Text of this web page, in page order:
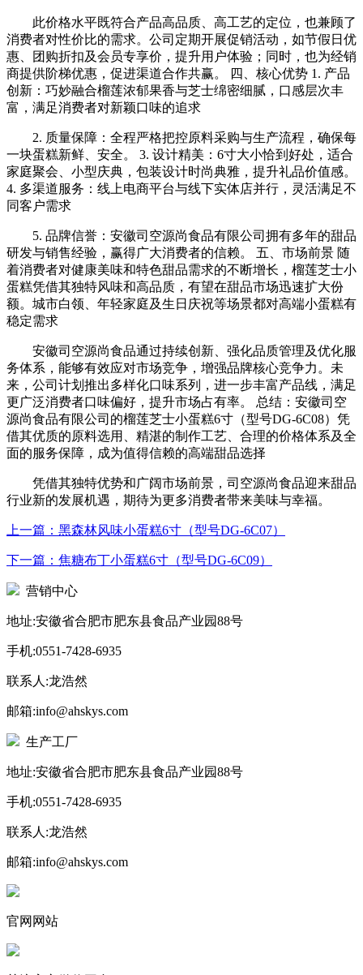
此价格水平既符合产品高品质、高工艺的定位，也兼顾了
消费者对性价比的需求。公司定期开展促销活动，如节假日优
惠、团购折扣及会员专享价，提升用户体验；同时，也为经销
商提供阶梯优惠，促进渠道合作共赢。 四、核心优势 1. 产品
创新：巧妙融合榴莲浓郁果香与芝士绵密细腻，口感层次丰
富，满足消费者对新颖口味的追求
2. 质量保障：全程严格把控原料采购与生产流程，确保每
一块蛋糕新鲜、安全。 3. 设计精美：6寸大小恰到好处，适合
家庭聚会、小型庆典，包装设计时尚典雅，提升礼品价值感。
4. 多渠道服务：线上电商平台与线下实体店并行，灵活满足不
同客户需求
5. 品牌信誉：安徽司空源尚食品有限公司拥有多年的甜品
研发与销售经验，赢得广大消费者的信赖。 五、市场前景 随
着消费者对健康美味和特色甜品需求的不断增长，榴莲芝士小
蛋糕凭借其独特风味和高品质，有望在甜品市场迅速扩大份
额。城市白领、年轻家庭及生日庆祝等场景都对高端小蛋糕有
稳定需求
安徽司空源尚食品通过持续创新、强化品质管理及优化服
务体系，能够有效应对市场竞争，增强品牌核心竞争力。未
来，公司计划推出多样化口味系列，进一步丰富产品线，满足
更广泛消费者口味偏好，提升市场占有率。 总结：安徽司空
源尚食品有限公司的榴莲芝士小蛋糕6寸（型号DG-6C08）凭
借其优质的原料选用、精湛的制作工艺、合理的价格体系及全
面的服务保障，成为值得信赖的高端甜品选择
凭借其独特优势和广阔市场前景，司空源尚食品迎来甜品
行业新的发展机遇，期待为更多消费者带来美味与幸福。
上一篇： 黑森林风味小蛋糕6寸（型号DG-6C07）
下一篇： 焦糖布丁小蛋糕6寸（型号DG-6C09）
营销中心
地址:安徽省合肥市肥东县食品产业园88号
手机:0551-7428-6935
联系人:龙浩然
邮箱:info@ahskys.com
生产工厂
地址:安徽省合肥市肥东县食品产业园88号
手机:0551-7428-6935
联系人:龙浩然
邮箱:info@ahskys.com
官网网站